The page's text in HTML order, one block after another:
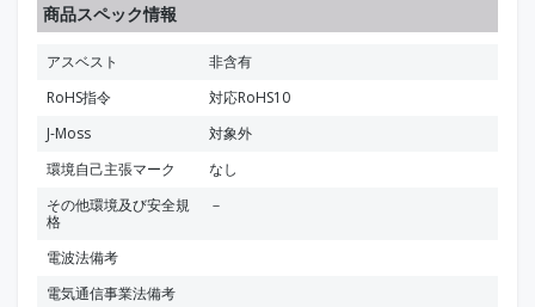
商品スペック情報
アスベスト
非含有
RoHS指令
対応RoHS10
J-Moss
対象外
環境自己主張マーク
なし
その他環境及び安全規
格
－
電波法備考
電気通信事業法備考